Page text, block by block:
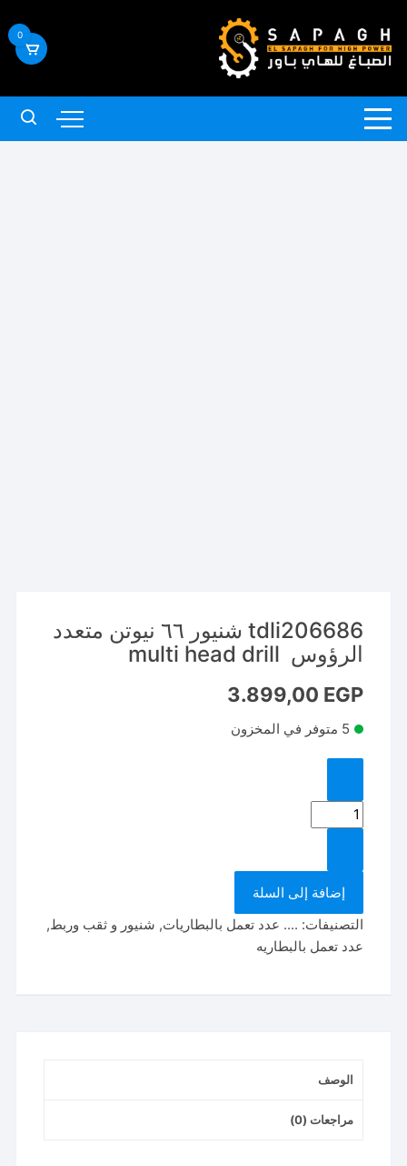
إلى
المحتوى
0
tdli206686 شنيور ٦٦ نيوتن متعدد
الرؤوس multi head drill
3.899,00 EGP
5 متوفر في المخزون
كمية
tdli206686
٦٦
نيوتن
متعدد
الرؤوس
إضافة إلى السلة
التصنيفات: .... عدد تعمل بالبطاريات, شنيور و ثقب وربط,
عدد تعمل بالبطاريه
الوصف
مراجعات (0)